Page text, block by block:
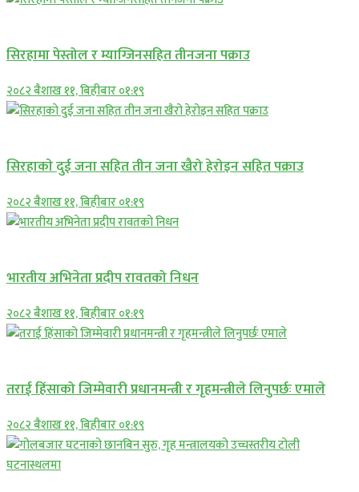
सिरहामा पेस्तोल र म्याग्जिनसहित तीनजना पक्राउ
२०८२ बैशाख ११, बिहीबार ०१:१९
सिरहाकाे दुई जना सहित तीन जना खैरो हेरोइन सहित पक्राउ
२०८२ बैशाख ११, बिहीबार ०१:१९
भारतीय अभिनेता प्रदीप रावतको निधन
२०८२ बैशाख ११, बिहीबार ०१:१९
तराई हिंसाको जिम्मेवारी प्रधानमन्त्री र गृहमन्त्रीले लिनुपर्छः एमाले
२०८२ बैशाख ११, बिहीबार ०१:१९